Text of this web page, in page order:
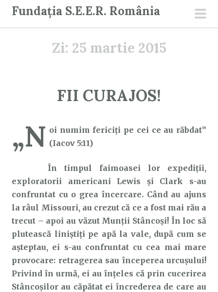
Fundația S.E.E.R. România
Zi: 25 martie 2015
FII CURAJOS!
„N oi numim fericiţi pe cei ce au răbdat”
(Iacov 5:11)
În timpul faimoasei lor expediții,
exploratorii americani Lewis și Clark s-au
confruntat cu o grea încercare. Când au ajuns
la râul Missouri, au crezut că ce a fost mai rău a
trecut – apoi au văzut Munții Stâncoși! În loc să
plutească liniștiți pe apă la vale, după cum se
așteptau, ei s-au confruntat cu cea mai mare
provocare: retragerea sau începerea urcușului!
Privind în urmă, ei au înțeles că prin cucerirea
Stâncoșilor au căpătat ei încrederea de care au